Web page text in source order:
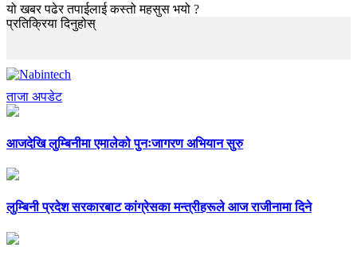
यो खबर पढेर तपाईलाई कस्तो महसुस भयो ?
प्रतिक्रिया दिनुहोस्
ताजा अपडेट
आजदेखि लुम्बिनीमा एमालेको पुनःजागरण अभियान सुरु
लुम्बिनी प्रदेश सरकारबाट कांग्रेसका मन्त्रीहरूले आज राजीनामा दिने